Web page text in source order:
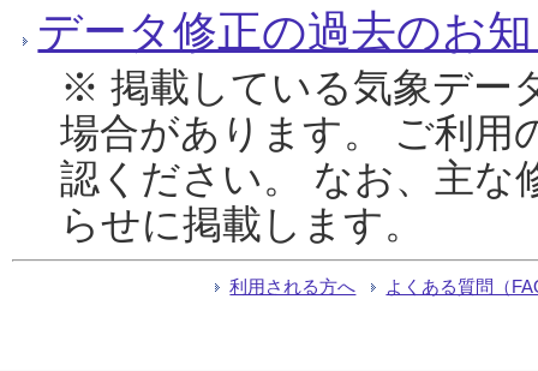
データ修正の過去のお
※ 掲載している気象デー
場合があります。 ご利用
認ください。 なお、主な
らせに掲載します。
利用される方へ よくある質問（